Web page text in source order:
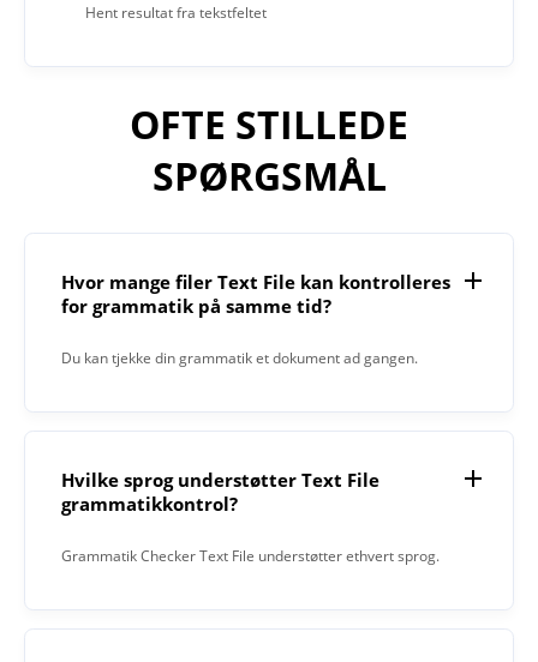
Hent resultat fra tekstfeltet
OFTE STILLEDE
SPØRGSMÅL
Hvor mange filer Text File kan kontrolleres
for grammatik på samme tid?
Du kan tjekke din grammatik et dokument ad gangen.
Hvilke sprog understøtter Text File
grammatikkontrol?
Grammatik Checker Text File understøtter ethvert sprog.